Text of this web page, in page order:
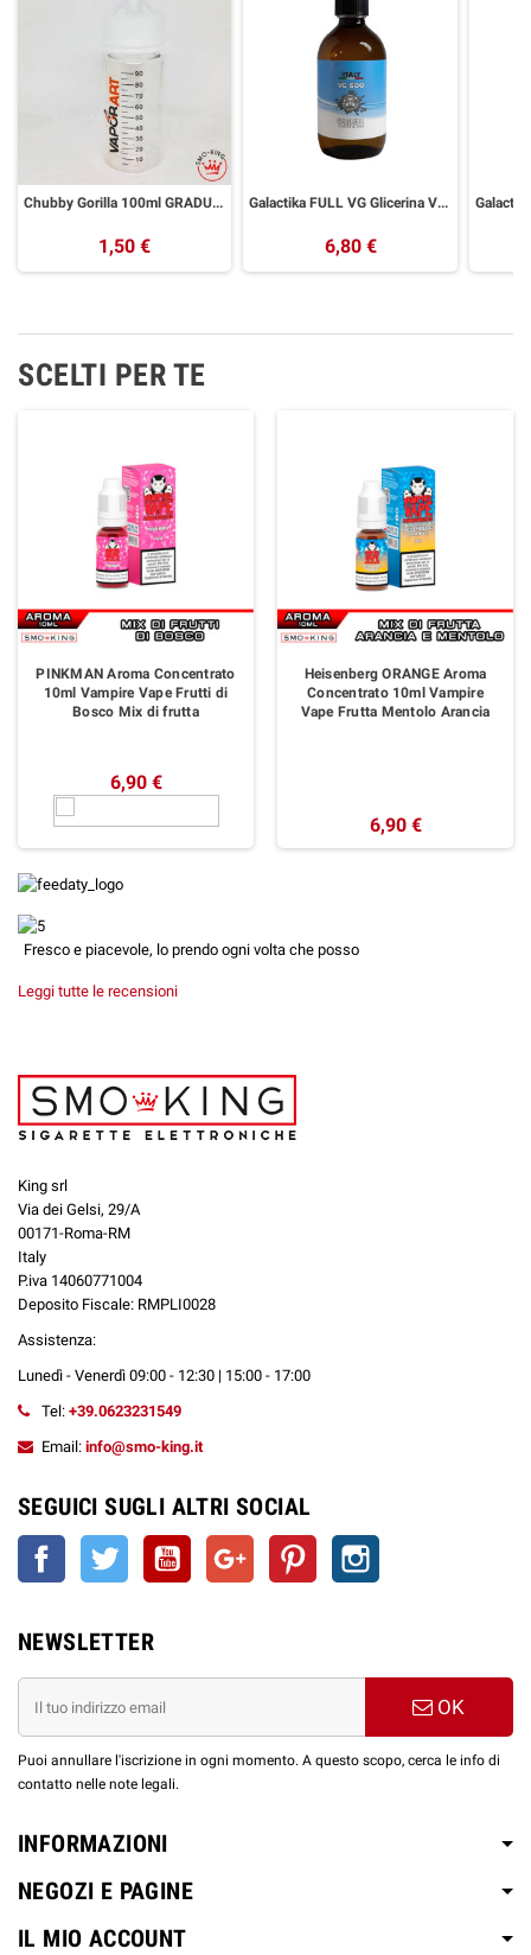
Chubby Gorilla 100ml GRADUATA VAPORART
1,50 €
Galactika FULL VG Glicerina Vegetale 500 ml
6,80 €
SCELTI PER TE
PINKMAN Aroma Concentrato
10ml Vampire Vape Frutti di
Bosco Mix di frutta
6,90 €
Heisenberg ORANGE Aroma
Concentrato 10ml Vampire
Vape Frutta Mentolo Arancia
6,90 €
Fresco e piacevole, lo prendo ogni volta che posso
Leggi tutte le recensioni
King srl
Via dei Gelsi, 29/A
00171-Roma-RM
Italy
P.iva 14060771004
Deposito Fiscale: RMPLI0028
Assistenza:
Lunedì - Venerdì 09:00 - 12:30 | 15:00 - 17:00
Tel: +39.0623231549
Email: info@smo-king.it
SEGUICI SUGLI ALTRI SOCIAL
Facebook Twitter YouTube Google+ Pinterest
NEWSLETTER
OK
Puoi annullare l'iscrizione in ogni momento. A questo scopo, cerca le info di
contatto nelle note legali.
INFORMAZIONI
NEGOZI E PAGINE
IL MIO ACCOUNT